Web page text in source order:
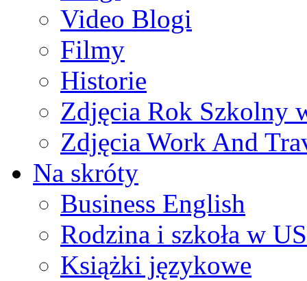
Video Blogi
Filmy
Historie
Zdjęcia Rok Szkolny
Zdjęcia Work And
Na skróty
Business English
Rodzina i szkoła w
Książki językowe